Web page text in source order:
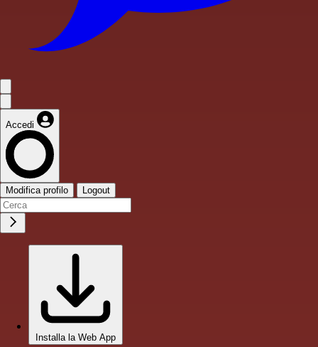
Accedi
Modifica profilo Logout
Installa la Web App